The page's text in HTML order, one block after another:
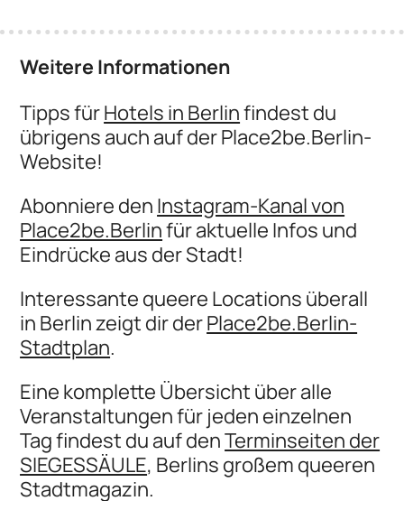
Weitere Informationen
Tipps fürHotels in Berlinfindest du
übrigens auch auf der Place2be.Berlin-
Website!
Abonniere denInstagram-Kanal von
Place2be.Berlinfür aktuelle Infos und
Eindrücke aus der Stadt!
Interessante queere Locations überall
in Berlin zeigt dir derPlace2be.Berlin-
Stadtplan.
Eine komplette Übersicht über alle
Veranstaltungen für jeden einzelnen
Tag findest du auf denTerminseiten der
SIEGESSÄULE, Berlins großem queeren
Stadtmagazin.